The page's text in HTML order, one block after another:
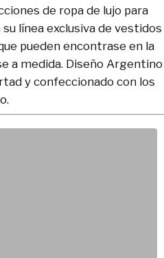
de ropa de lujo para
línea exclusiva de vestidos
pueden encontrase en la
a medida. Diseño Argentino
y confeccionado con los